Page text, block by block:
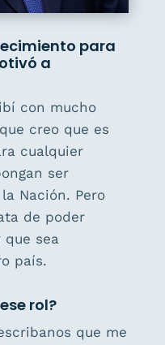
para
a
con mucho
creo que es
cualquier
ser
Nación. Pero
de poder
que sea
país.
rol?
que me